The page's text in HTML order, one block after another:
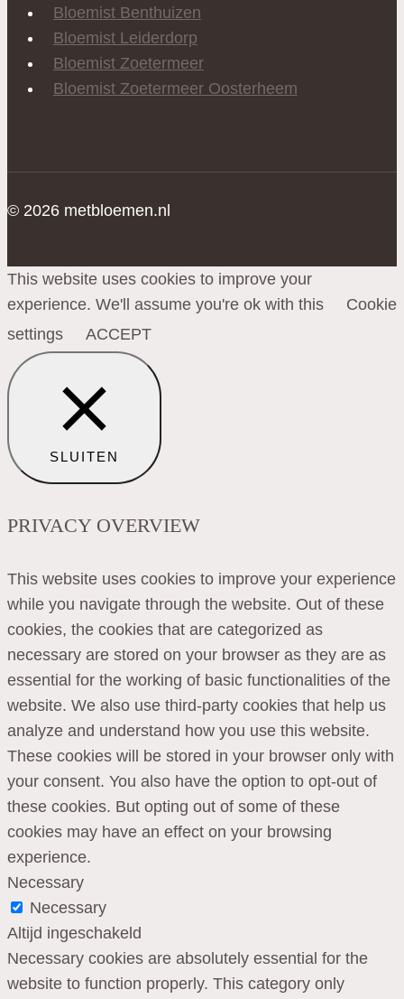
Bloemist Benthuizen
Bloemist Leiderdorp
Bloemist Zoetermeer
Bloemist Zoetermeer Oosterheem
© 2026 metbloemen.nl
This website uses cookies to improve your
experience. We'll assume you're ok with this
Cookie
settings
ACCEPT
SLUITEN
PRIVACY OVERVIEW
This website uses cookies to improve your experience
while you navigate through the website. Out of these
cookies, the cookies that are categorized as
necessary are stored on your browser as they are as
essential for the working of basic functionalities of the
website. We also use third-party cookies that help us
analyze and understand how you use this website.
These cookies will be stored in your browser only with
your consent. You also have the option to opt-out of
these cookies. But opting out of some of these
cookies may have an effect on your browsing
experience.
Necessary
Necessary
Altijd ingeschakeld
Necessary cookies are absolutely essential for the
website to function properly. This category only